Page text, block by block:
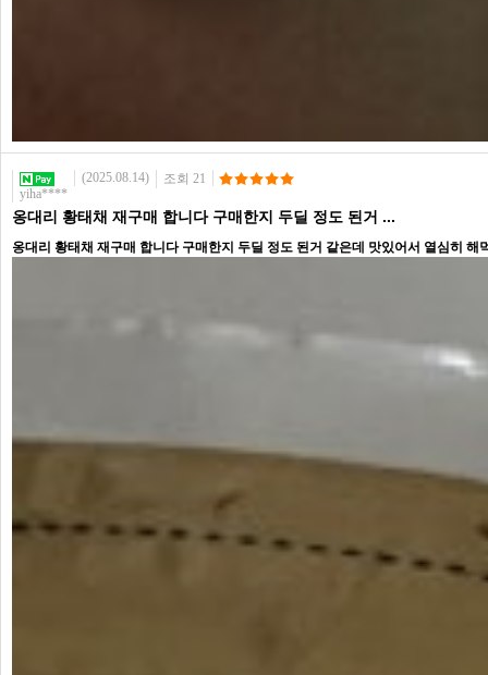
yiha****
(2025.08.14) 조회 21
옹대리 황태채 재구매 합니다 구매한지 두딜 정도 된거 ...
옹대리 황태채 재구매 합니다 구매한지 두딜 정도 된거 같은데 맛있어서 열심히